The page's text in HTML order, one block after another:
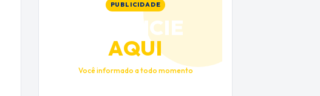
PUBLICIDADE
ANUNCIE
AQUI
Você informado a todo momento